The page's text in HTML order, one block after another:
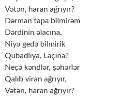
Vətən, haran ağrıyır?
Dərman tapa bilmirəm
Dərdinin əlacına.
Niyə gedə bilmirik
Qubadlıya, Laçına?
Neçə kəndlər, şəhərlər
Qalıb viran ağrıyır,
Vətən, haran ağrıyır?